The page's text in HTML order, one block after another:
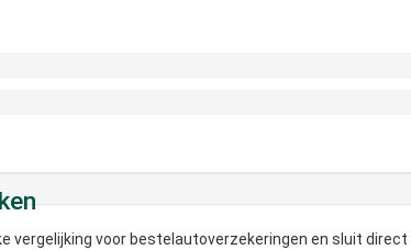
vergelijking voor bestelautoverzekeringen en sluit